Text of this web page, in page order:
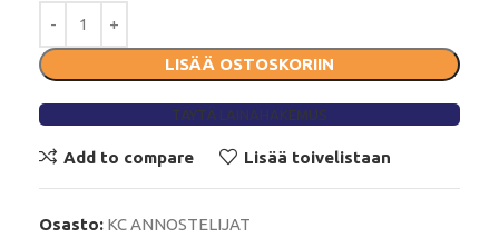
LISÄÄ OSTOSKORIIN
TÄYTÄ LAINAHAKEMUS
Add to compare Lisää toivelistaan
Osasto: KC ANNOSTELIJAT